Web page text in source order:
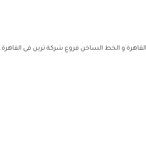
و الخط الساخن فروع شركة ترين فى القاهرة.